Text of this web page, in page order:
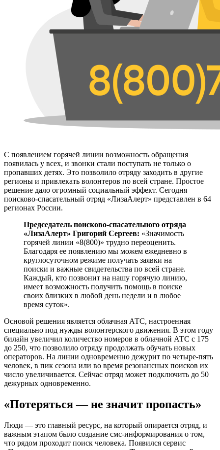
С появлением горячей линии возможность обращения
появилась у всех, и звонки стали поступать не только о
пропавших детях. Это позволило отряду заходить в другие
регионы и привлекать волонтеров по всей стране. Простое
решение дало огромный социальный эффект. Сегодня
поисково-спасательный отряд «ЛизаАлерт» представлен в 64
регионах России.
Председатель поисково-спасательного отряда
«ЛизаАлерт» Григорий Сергеев: «Значимость
горячей линии «8(800)» трудно переоценить.
Благодаря ее появлению мы можем ежедневно в
круглосуточном режиме получать заявки на
поиски и важные свидетельства по всей стране.
Каждый, кто позвонит на нашу горячую линию,
имеет возможность получить помощь в поиске
своих близких в любой день недели и в любое
время суток».
Основой решения является облачная АТС, настроенная
специально под нужды волонтерского движения. В этом году
билайн увеличил количество номеров в облачной АТС с 175
до 250, что позволило отряду продолжать обучать новых
операторов. На линии одновременно дежурит по четыре-пять
человек, в пик сезона или во время резонансных поисков их
число увеличивается. Сейчас отряд может подключить до 50
дежурных одновременно.
«Потеряться — не значит пропасть»
Люди — это главный ресурс, на который опирается отряд, и
важным этапом было создание смс-информирования о том,
что рядом проходит поиск человека. Появился сервис